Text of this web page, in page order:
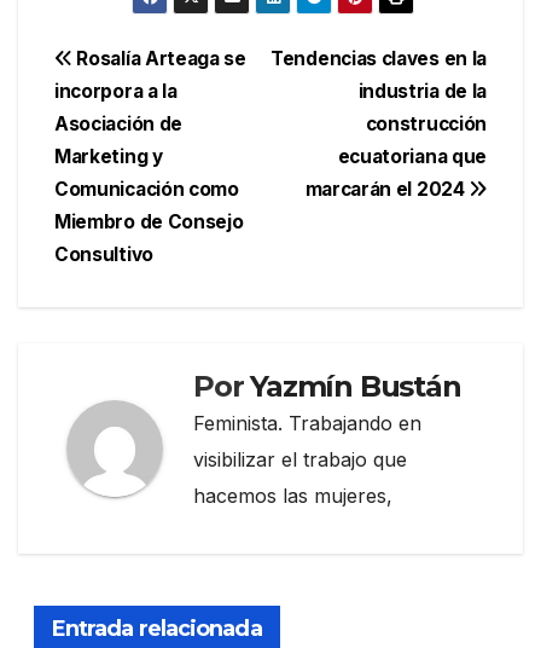
Navegación
de
entradas
Tendencias claves en la
industria de la
construcción
ecuatoriana que
marcarán el 2024
Rosalía Arteaga se
incorpora a la
Asociación de
Marketing y
Comunicación como
Miembro de Consejo
Consultivo
PorYazmín Bustán
Feminista. Trabajando en
visibilizar el trabajo que
hacemos las mujeres,
Entrada relacionada